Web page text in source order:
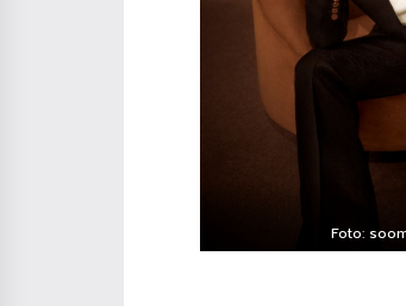
Foto: